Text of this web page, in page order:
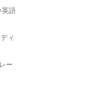
英語
ィ
ー